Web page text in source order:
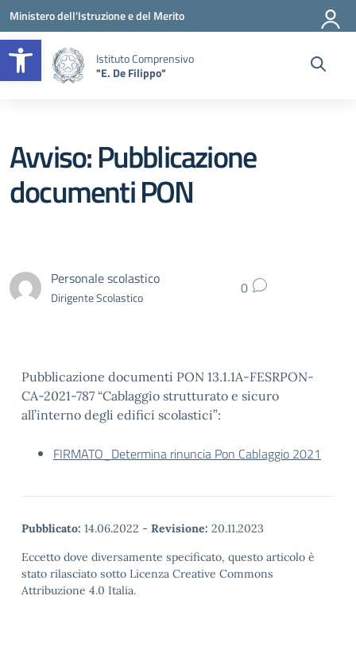
Apri la barra degli strumenti
Vai ai contenuti
Vai al menu di navigazione
Vai al footer
Ministero dell'Istruzione e del Merito
Istituto Comprensivo
"E. De Filippo"
Avviso: Pubblicazione
documenti PON
Personale scolastico
Dirigente Scolastico 0
Pubblicazione documenti PON 13.1.1A-FESRPON-
CA-2021-787 “Cablaggio strutturato e sicuro
all’interno degli edifici scolastici”:
FIRMATO_Determina rinuncia Pon Cablaggio 2021
Pubblicato: 14.06.2022 - Revisione: 20.11.2023
Eccetto dove diversamente specificato, questo articolo è
stato rilasciato sotto Licenza Creative Commons
Attribuzione 4.0 Italia.